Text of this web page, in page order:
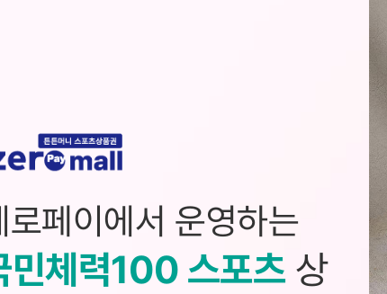
로페이에서 운영하는
민체력100 스포츠 상